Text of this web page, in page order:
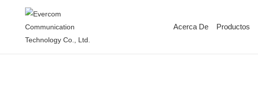
Acerca De Productos